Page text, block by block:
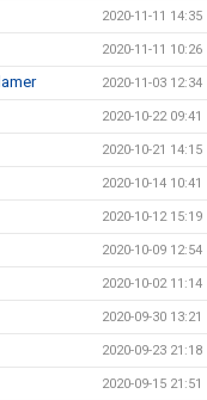
2020-11-11 14:35
2020-11-11 10:26
2020-11-03 12:34
2020-10-22 09:41
2020-10-21 14:15
2020-10-14 10:41
2020-10-12 15:19
2020-10-09 12:54
2020-10-02 11:14
2020-09-30 13:21
2020-09-23 21:18
2020-09-15 21:51